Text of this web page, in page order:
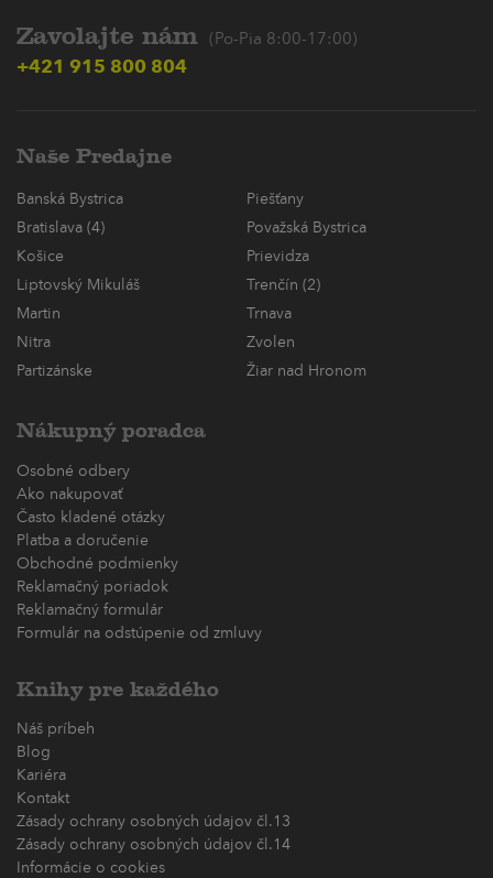
Zavolajte nám (Po-Pia 8:00-17:00)
+421 915 800 804
Naše Predajne
Banská Bystrica
Piešťany
Bratislava (4)
Považská Bystrica
Košice
Prievidza
Liptovský Mikuláš
Trenčín (2)
Martin
Trnava
Nitra
Zvolen
Partizánske
Žiar nad Hronom
Nákupný poradca
Osobné odbery
Ako nakupovať
Často kladené otázky
Platba a doručenie
Obchodné podmienky
Reklamačný poriadok
Reklamačný formulár
Formulár na odstúpenie od zmluvy
Knihy pre každého
Náš príbeh
Blog
Kariéra
Kontakt
Zásady ochrany osobných údajov čl.13
Zásady ochrany osobných údajov čl.14
Informácie o cookies